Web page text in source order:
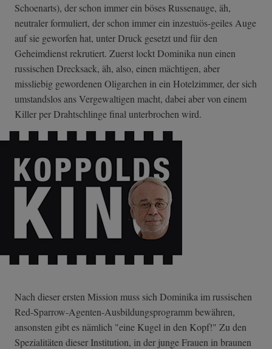
Schoenarts), der schon immer ein böses Russenauge, äh,
neutraler formuliert, der schon immer ein inzestuös-geiles Auge
auf sie geworfen hat, unter Druck gesetzt und für den
Geheimdienst rekrutiert. Zuerst lockt Dominika nun einen
russischen Drecksack, äh, also, einen mächtigen, aber
missliebig gewordenen Oligarchen in ein Hotelzimmer, der sich
umstandslos ans Vergewaltigen macht, dabei aber von einem
Killer per Drahtschlinge final unterbrochen wird.
Nach dieser ersten Mission muss sich Dominika im russischen
Red-Sparrow-Age­nten-Ausbildung­sprogramm bewähren,
ansonsten gibt es nämlich "eine Kugel in den Kopf!" Zu den
Spezialitäten dieser Institution, in der junge Frauen in braunen